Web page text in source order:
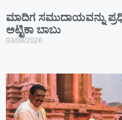
ಮಾದಿಗ ಸಮುದಾಯವನ್ನು
ಅಟ್ಟಿಕಾ ಬಾಬು
03/08/2026